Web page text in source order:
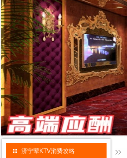
济宁荤KTV消费攻略